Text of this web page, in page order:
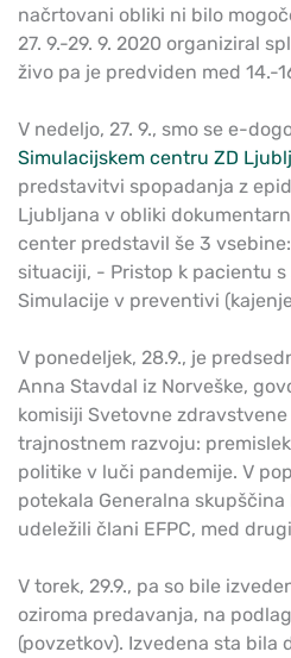
načrtovani obliki ni bilo
27. 9.-29. 9. 2020 organiziral
živo pa je predviden med 14.-
V nedeljo, 27. 9., smo se e-
Simulacijskem centru ZD
predstavitvi spopadanja z
Ljubljana v obliki
center predstavil še 3
situaciji, - Pristop k pacientu
Simulacije v preventivi
V ponedeljek, 28.9., je
Anna Stavdal iz Norveške,
komisiji Svetovne
trajnostnem razvoju:
politike v luči pandemije. V
potekala Generalna skupščina
udeležili člani EFPC, med
V torek, 29.9., pa so bile
oziroma predavanja, na
(povzetkov). Izvedena sta bila